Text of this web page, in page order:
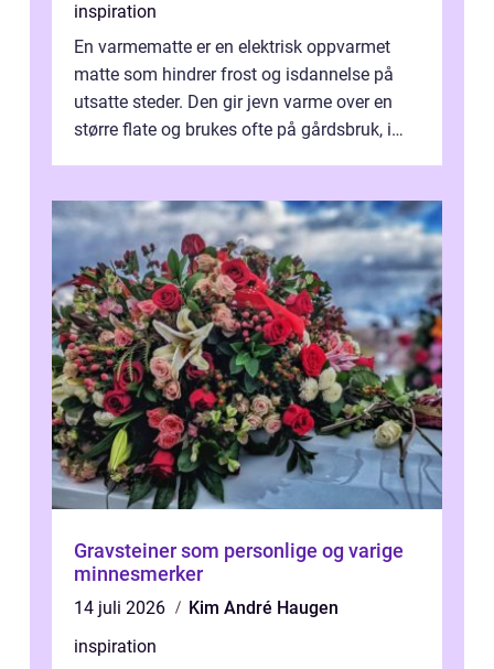
inspiration
En varmematte er en elektrisk oppvarmet
matte som hindrer frost og isdannelse på
utsatte steder. Den gir jevn varme over en
større flate og brukes ofte på gårdsbruk, i
Gravsteiner som personlige og varige
minnesmerker
14 juli 2026
Kim André Haugen
inspiration